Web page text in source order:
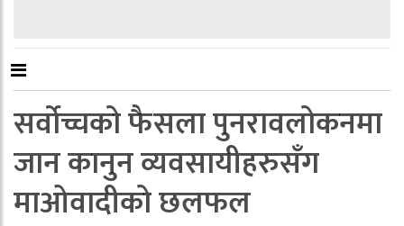
सर्वोच्चको फैसला पुनरावलोकनमा
जान कानुन व्यवसायीहरुसँग
माओवादीको छलफल